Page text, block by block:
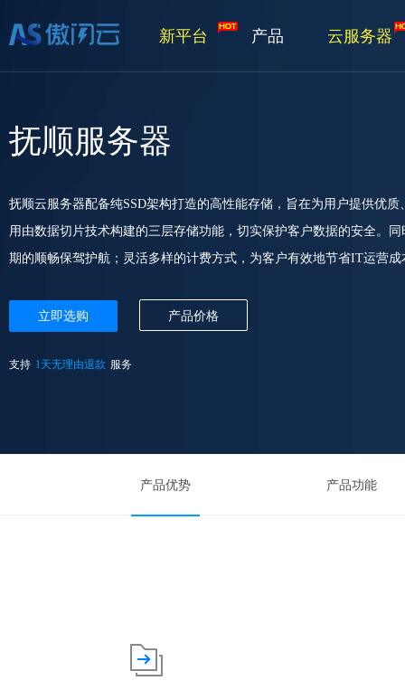
新平台 产品 云服务器
抚顺服务器
抚顺云服务器配备纯SSD架构打造的高性能存储，旨在为用户提供优
用由数据切片技术构建的三层存储功能，切实保护客户数据的安全。
期的顺畅保驾护航；灵活多样的计费方式，为客户有效地节省IT运营
立即选购 产品价格
支持 1天无理由退款 服务
产品优势 产品功能